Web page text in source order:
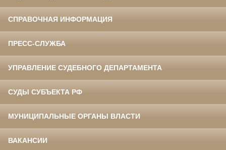
СПРАВОЧНАЯ ИНФОРМАЦИЯ
ПРЕСС-СЛУЖБА
УПРАВЛЕНИЕ СУДЕБНОГО ДЕПАРТАМЕНТА
СУДЫ СУБЪЕКТА РФ
МУНИЦИПАЛЬНЫЕ ОРГАНЫ ВЛАСТИ
ВАКАНСИИ